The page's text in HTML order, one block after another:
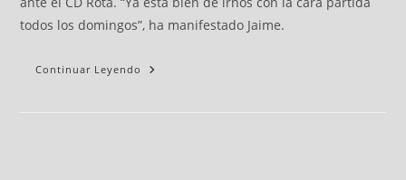
todos los domingos”, ha manifestado Jaime.
Continuar Leyendo